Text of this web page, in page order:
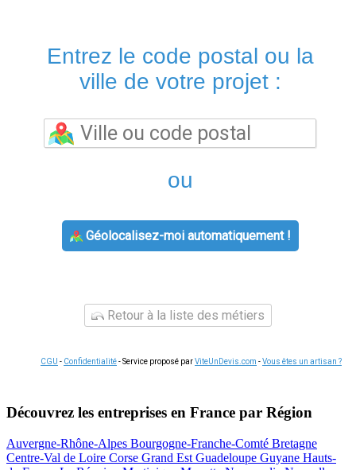
Entrez le code postal ou la
ville de votre projet :
ou
Géolocalisez-moi automatiquement !
Retour à la liste des métiers
CGU - Confidentialité- Service proposé parViteUnDevis.com -Vous êtes un artisan ?
Découvrez les entreprises en France par Région
Auvergne-Rhône-Alpes Bourgogne-Franche-Comté Bretagne
Centre-Val de Loire Corse Grand Est Guadeloupe Guyane Hauts-